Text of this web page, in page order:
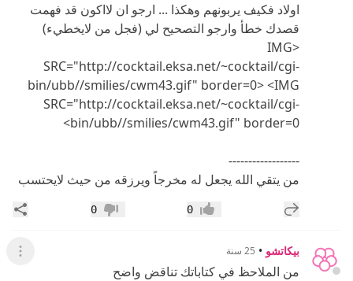
اولاد فكيف يربونهم وهكذا ... ارجو ان لااكون قد فهمت
قصدك خطأ وارجو التصحيح لي (فجل من لايخطيء)
<IMG
SRC="http://cocktail.eksa.net/~cocktail/cgi-
bin/ubb//smilies/cwm43.gif" border=0> <IMG
SRC="http://cocktail.eksa.net/~cocktail/cgi-
bin/ubb//smilies/cwm43.gif" border=0>
------------------
من يتقي الله يجعل له مخرجاً ويرزقه من حيث لايحتسب
إضافة رد جديد إعجاب0 عدم إعجاب
0
بيكاتشو • 25 سنة عرض
من الملاحظ في كتاباتك تناقض واضح